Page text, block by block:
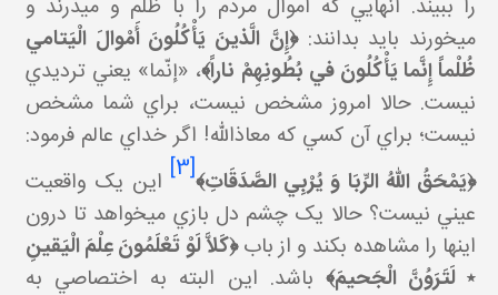
را ببيند. آنهايي که اموال مردم را با ظلم و مي دَرند و
مي خورند بايد بدانند:﴿إِنَّ الَّذينَ يَأْكُلُونَ أَمْوالَ الْيَتامي‏
ظُلْماً إِنَّما يَأْكُلُونَ في‏ بُطُونِهِمْ ناراً﴾، «إنّما» يعني ترديدي
نيست. حالا امروز مشخص نيست، براي شما مشخص
نيست؛ براي آن کسي که معاذالله! اگر خداي عالم فرمود:
﴿يَمْحَقُ اللّهُ الرِّبَا وَ يُرْبِي الصَّدَقَاتِ﴾[3]
اين يک واقعيت
عيني نيست؟ حالا يک چشم دل بازي مي خواهد تا درون
اينها را مشاهده بکند و از باب﴿كَلاَّ لَوْ تَعْلَمُونَ عِلْمَ الْيَقينِ
٭ لَتَرَوُنَّ الْجَحيمَ﴾باشد. اين البته به اختصاصي به